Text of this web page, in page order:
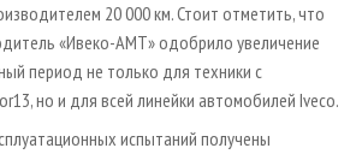
20 000 км. Стоит отметить, что
«Ивеко­-АМТ» одобрило увеличение
период не только для техники с
но и для всей линейки автомобилей Iveco.
испытаний получены